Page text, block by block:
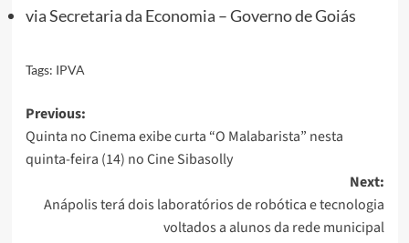
viaSecretaria da Economia – Governo de Goiás
Tags: IPVA
Post
navigation
Previous:
Quinta no Cinema exibe curta “O Malabarista” nesta
quinta-feira (14) no Cine Sibasolly
Next:
Anápolis terá dois laboratórios de robótica e tecnologia
voltados a alunos da rede municipal